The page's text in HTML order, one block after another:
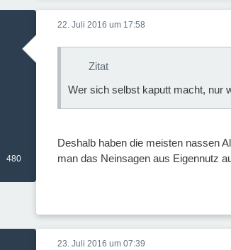
480
22. Juli 2016 um 17:58
Zitat
Wer sich selbst kaputt macht, nur
Deshalb haben die meisten nassen
man das Neinsagen aus Eigennutz
23. Juli 2016 um 07:39